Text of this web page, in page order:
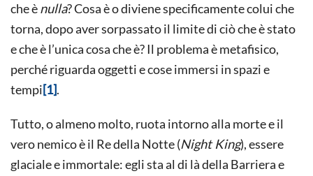
che ènulla? Cosa è o diviene specificamente colui che
torna, dopo aver sorpassato il limite di ciò che è stato
e che è l’unica cosa che è? Il problema è metafisico,
perché riguarda oggetti e cose immersi in spazi e
tempi[1].
Tutto, o almeno molto, ruota intorno alla morte e il
vero nemico è il Re della Notte (Night King), essere
glaciale e immortale: egli sta al di là della Barriera e